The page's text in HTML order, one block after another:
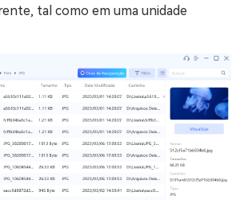
tal como em uma unidade